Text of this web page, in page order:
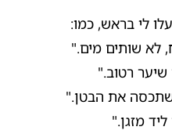
לי בראש, כמו:
לא שותים מים."
רטוב."
שתכסה את הבטן."
מזגן."